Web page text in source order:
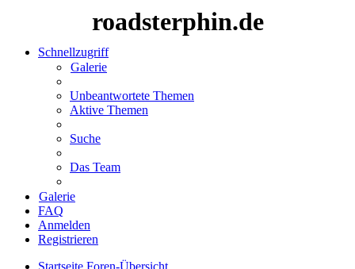
roadsterphin.de
Schnellzugriff
Galerie
Unbeantwortete Themen
Aktive Themen
Suche
Das Team
Galerie
FAQ
Anmelden
Registrieren
Startseite Foren-Übersicht